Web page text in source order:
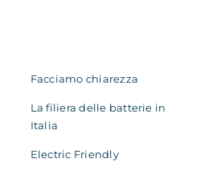
Facciamo chiarezza
La filiera delle batterie in
Italia
Electric Friendly